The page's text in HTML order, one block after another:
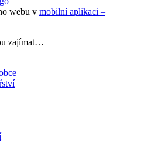
webu v mobilní aplikaci –
zajímat…